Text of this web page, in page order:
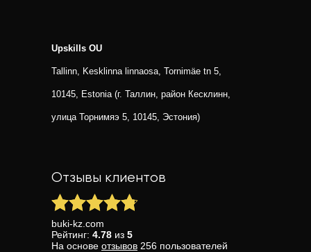
Upskills OU
Tallinn, Kesklinna linnaosa, Tornimäe tn 5,
10145, Estonia (г. Таллин, район Кесклинн,
улица Торнимяэ 5, 10145, Эстония)
Отзывы клиентов
buki-kz.com
Рейтинг: 4.78 из 5
На основе отзывов 256 пользователей